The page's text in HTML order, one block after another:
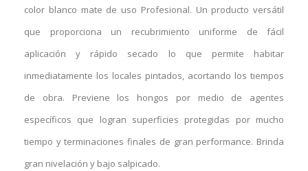
color blanco mate de uso Profesional. Un producto versátil
que proporciona un recubrimiento uniforme de fácil
aplicación y rápido secado lo que permite habitar
inmediatamente los locales pintados, acortando los tiempos
de obra. Previene los hongos por medio de agentes
específicos que logran superficies protegidas por mucho
tiempo y terminaciones finales de gran performance. Brinda
gran nivelación y bajo salpicado.